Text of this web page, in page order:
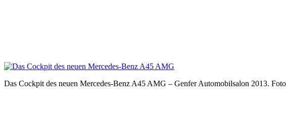
Das Cockpit des neuen Mercedes-Benz A45 AMG – Genfer Automobilsalon 2013.